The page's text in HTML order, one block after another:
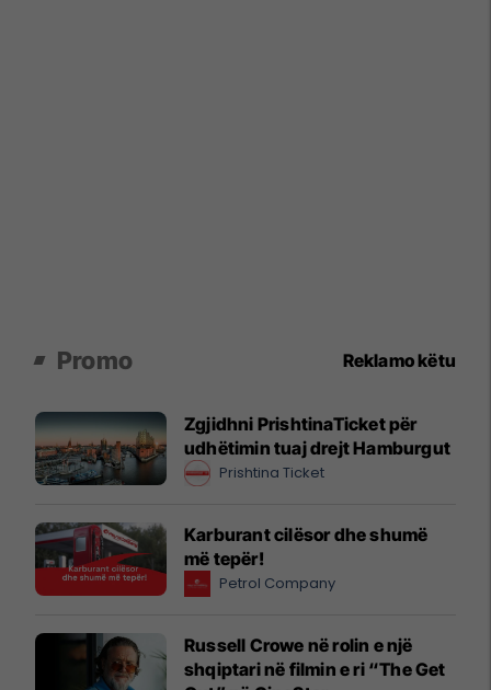
Promo Reklamo këtu
Zgjidhni PrishtinaTicket për
udhëtimin tuaj drejt Hamburgut
Prishtina Ticket
Karburant cilësor dhe shumë
më tepër!
Petrol Company
Russell Crowe në rolin e një
shqiptari në filmin e ri “The Get